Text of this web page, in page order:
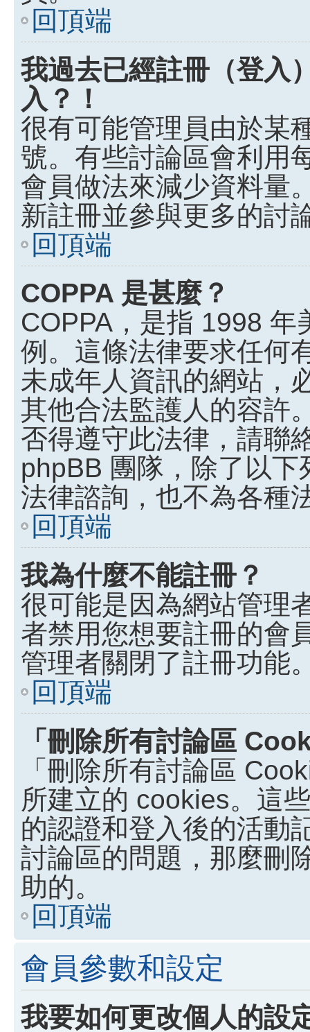
回頂端
我過去已經註冊（登入
入？！
很有可能管理員由於某
號。有些討論區會利用
會員做法來減少資料量
新註冊並參與更多的討
回頂端
COPPA 是甚麼？
COPPA，是指 1998
例。這條法律要求任何
未成年人資訊的網站，
其他合法監護人的容許
否得遵守此法律，請聯
phpBB 團隊，除了以
法律諮詢，也不為各種
回頂端
我為什麼不能註冊？
很可能是因為網站管理
者禁用您想要註冊的會
管理者關閉了註冊功能
回頂端
「刪除所有討論區
「刪除所有討論區
所建立的 cookies。這
的認證和登入後的活動
討論區的問題，那麼刪
助的。
回頂端
會員參數和設定
我要如何更改個人的設